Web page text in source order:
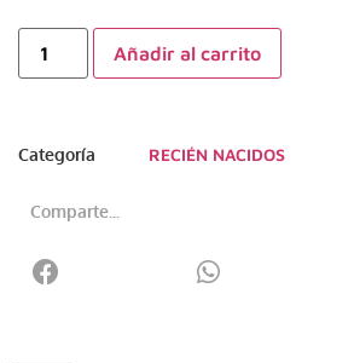
Añadir al carrito
Categoría RECIÉN NACIDOS
Comparte...